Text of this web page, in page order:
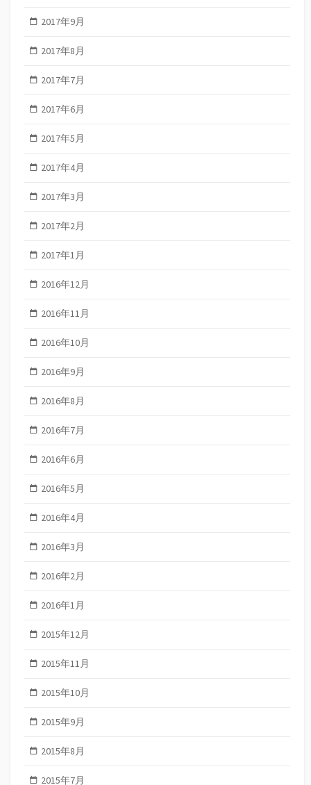
2017年9月
2017年8月
2017年7月
2017年6月
2017年5月
2017年4月
2017年3月
2017年2月
2017年1月
2016年12月
2016年11月
2016年10月
2016年9月
2016年8月
2016年7月
2016年6月
2016年5月
2016年4月
2016年3月
2016年2月
2016年1月
2015年12月
2015年11月
2015年10月
2015年9月
2015年8月
2015年7月